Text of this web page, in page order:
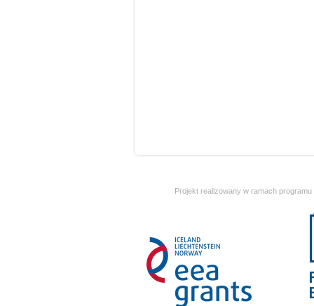
Projekt realizowany w ramach